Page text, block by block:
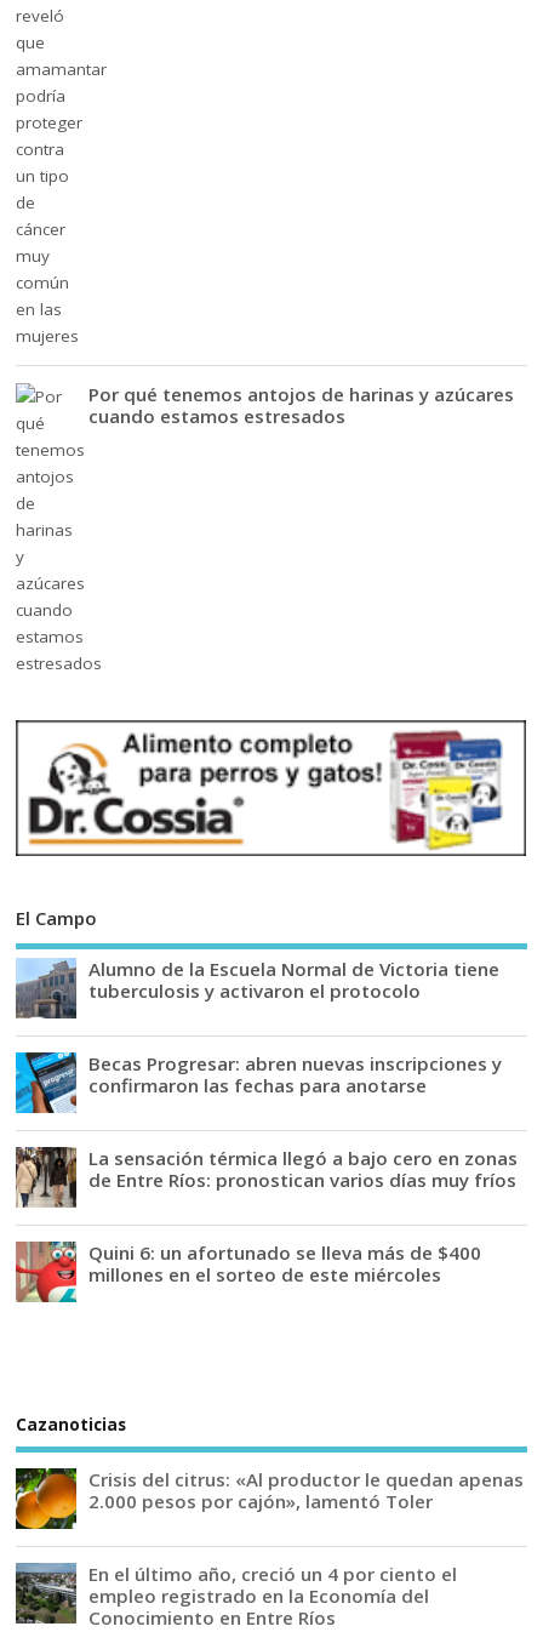
Por qué tenemos antojos de harinas y azúcares
cuando estamos estresados
El Campo
Alumno de la Escuela Normal de Victoria tiene
tuberculosis y activaron el protocolo
Becas Progresar: abren nuevas inscripciones y
confirmaron las fechas para anotarse
La sensación térmica llegó a bajo cero en zonas
de Entre Ríos: pronostican varios días muy fríos
Quini 6: un afortunado se lleva más de $400
millones en el sorteo de este miércoles
Cazanoticias
Crisis del citrus: «Al productor le quedan apenas
2.000 pesos por cajón», lamentó Toler
En el último año, creció un 4 por ciento el
empleo registrado en la Economía del
Conocimiento en Entre Ríos